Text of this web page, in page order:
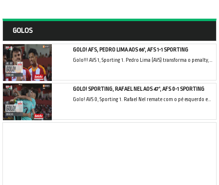
GOLOS
GOLO! AFS, PEDRO LIMA AOS 66', AFS 1-1 SPORTING
Golo!!! AVS 1, Sporting 1. Pedro Lima (AVS) transforma o penalty, remate com o pé esquerdo.
GOLO! SPORTING, RAFAEL NEL AOS 47', AFS 0-1 SPORTING
Golo! AVS 0, Sporting 1. Rafael Nel remate com o pé esquerdo em frente à baliza junto à base do poste esquerdo.